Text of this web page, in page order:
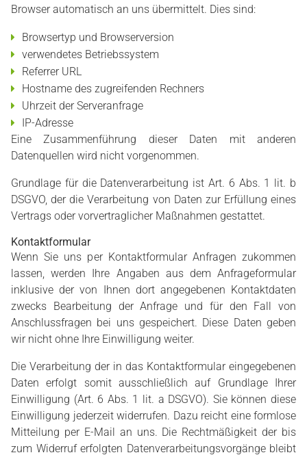
Browser automatisch an uns übermittelt. Dies sind:
Browsertyp und Browserversion
verwendetes Betriebssystem
Referrer URL
Hostname des zugreifenden Rechners
Uhrzeit der Serveranfrage
IP-Adresse
Eine Zusammenführung dieser Daten mit anderen
Datenquellen wird nicht vorgenommen.
Grundlage für die Datenverarbeitung ist Art. 6 Abs. 1 lit. b
DSGVO, der die Verarbeitung von Daten zur Erfüllung eines
Vertrags oder vorvertraglicher Maßnahmen gestattet.
Kontaktformular
Wenn Sie uns per Kontaktformular Anfragen zukommen
lassen, werden Ihre Angaben aus dem Anfrageformular
inklusive der von Ihnen dort angegebenen Kontaktdaten
zwecks Bearbeitung der Anfrage und für den Fall von
Anschlussfragen bei uns gespeichert. Diese Daten geben
wir nicht ohne Ihre Einwilligung weiter.
Die Verarbeitung der in das Kontaktformular eingegebenen
Daten erfolgt somit ausschließlich auf Grundlage Ihrer
Einwilligung (Art. 6 Abs. 1 lit. a DSGVO). Sie können diese
Einwilligung jederzeit widerrufen. Dazu reicht eine formlose
Mitteilung per E-Mail an uns. Die Rechtmäßigkeit der bis
zum Widerruf erfolgten Datenverarbeitungsvorgänge bleibt